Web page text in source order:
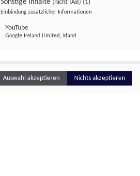
Sonstige Inhalte (nicht IAB) (1)
Einbindung zusätzlicher Informationen
YouTube
Google Ireland Limited, Irland
Auswahl akzeptieren Nichts akzeptieren